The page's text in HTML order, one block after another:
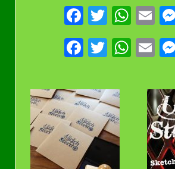
Facebook
Twitter
Facebook
Twitter